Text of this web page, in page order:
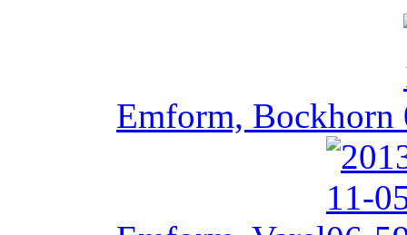
Emform, Bockhorn